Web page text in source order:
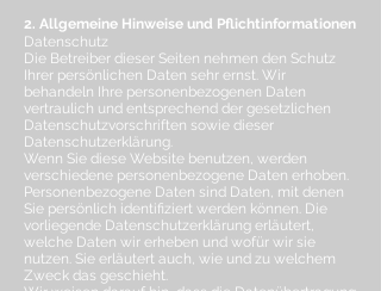
2. Allgemeine Hinweise und Pflichtinformationen
Datenschutz
Die Betreiber dieser Seiten nehmen den Schutz
Ihrer persönlichen Daten sehr ernst. Wir
behandeln Ihre personenbezogenen Daten
vertraulich und entsprechend der gesetzlichen
Datenschutzvorschriften sowie dieser
Datenschutzerklärung.
Wenn Sie diese Website benutzen, werden
verschiedene personenbezogene Daten erhoben.
Personenbezogene Daten sind Daten, mit denen
Sie persönlich identifiziert werden können. Die
vorliegende Datenschutzerklärung erläutert,
welche Daten wir erheben und wofür wir sie
nutzen. Sie erläutert auch, wie und zu welchem
Zweck das geschieht.